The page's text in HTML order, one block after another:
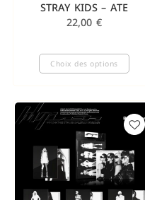
STRAY KIDS – ATE
22,00 €
Choix des options